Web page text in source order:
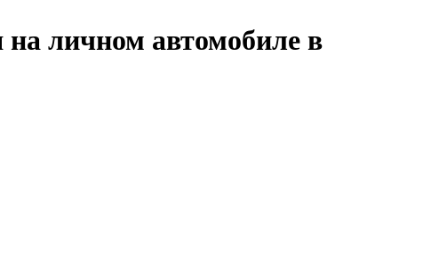
на личном автомобиле в